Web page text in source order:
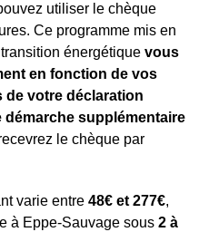
utiliser le chèque
Ce programme mis en
énergétique vous
en fonction de vos
de votre déclaration
supplémentaire
le chèque par
varie entre 48€ et 277€,
à Eppe-Sauvage sous 2 à